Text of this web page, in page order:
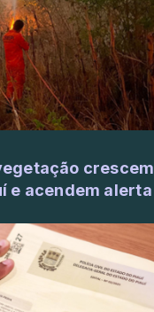
crescem
e acendem alerta